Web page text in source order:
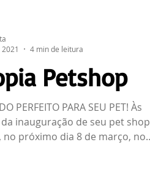
Petshop
PERFEITO PARA SEU PET! Às
inauguração de seu pet shop
no próximo dia 8 de março, no
4 min de leitura